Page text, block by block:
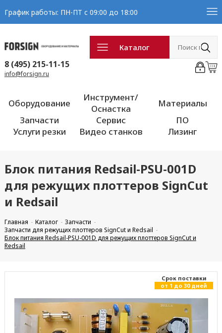
График работы: ПН-ПТ с 09:00 до 18:00
Каталог
8 (495) 215-11-15
info@forsign.ru
Оборудование
Инструмент/
Оснастка
Материалы
Запчасти
Сервис
ПО
Услуги резки
Видео станков Лизинг
Блок питания Redsail-PSU-001D
для режущих плоттеров SignCut
и Redsail
Главная Каталог
Запчасти
Запчасти для режущих плоттеров SignCut и Redsail
Блок питания Redsail-PSU-001D для режущих плоттеров SignCut и
Redsail
Cрок поставки
от 1 до 30 дней